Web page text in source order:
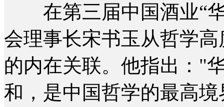
在第三届中国酒业“华
会理事长宋书玉从哲学
的内在关联。他指出："
和，是中国哲学的最高